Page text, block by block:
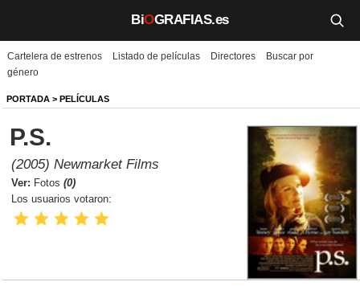
BiOGRAFIAS.es
Biografías
Películas
TV
Música
Un día como hoy
Cartelera de estrenos Listado de películas Directores
Buscar por
género
PORTADA > PELÍCULAS
P.S.
(2005) Newmarket Films
Ver: Fotos (0)
Los usuarios votaron: